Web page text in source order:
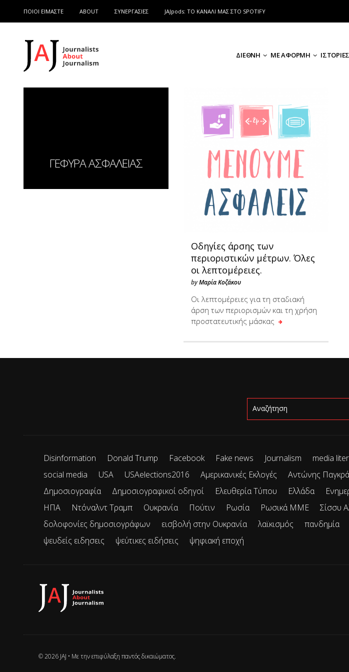
ΠΟΙΟΙ ΕΙΜΑΣΤΕ ABOUT ΣΥΝΕΡΓΑΣΙΕΣ JAJpods: TO ΚΑΝΑΛΙ ΜΑΣ ΣΤΟ SPOTIFY
ΔΙΕΘΝΗ ΜΕ ΑΦΟΡΜΗ
ΓΕΦΥΡΑ ΑΣΦΑΛΕΙΑΣ
Oδηγίες άρσης των
περιοριστικών μέτρων. Όλες
οι λεπτομέρειες.
byΜαρία Κοζάκου
Οι λεπτομέρειες για τη σταδιακή
άρση των περιορισμών και τη χρήση
προστατευτικής μάσκας
Disinformation Donald Trump Facebook Fake news Journalism media
social media
USA USAelections2016 Αμερικανικές Εκλογές Αντώνης
Δημοσιογραφία
Δημοσιογραφικοί οδηγοί Ελευθερία Τύπου Ελλάδα
ΗΠΑ
Ντόναλντ Τραμπ Ουκρανία Πούτιν Ρωσία Ρωσικά ΜΜΕ Σίσσυ
δολοφονίες δημοσιογράφων
εισβολή στην Ουκρανία λαϊκισμός πανδημία
ψευδείς ειδησεις
ψεύτικες ειδήσεις ψηφιακή εποχή
© 2026 JAJ • Mε την επιφύλαξη παντός δικαιώματος.